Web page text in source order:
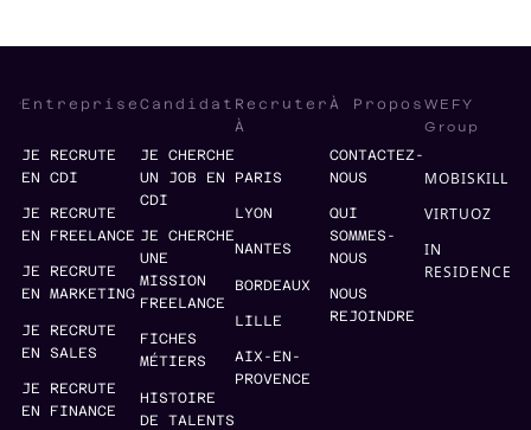
Entreprise
JE RECRUTE
EN CDI
JE RECRUTE
EN FREELANCE
JE RECRUTE
EN MARKETING
JE RECRUTE
EN SALES
JE RECRUTE
EN FINANCE
Candidat
JE CHERCHE
UN JOB EN
CDI
JE CHERCHE
UNE
MISSION
FREELANCE
FICHES
MÉTIERS
HISTOIRE
DE TALENTS
Recruter
À
PARIS
LYON
NANTES
BORDEAUX
LILLE
AIX-EN-
PROVENCE
À Propos
CONTACTEZ-
NOUS
QUI
SOMMES-
NOUS
NOUS
REJOINDRE
WEFY
Group
MOBISKILL
VIRTUOZ
IN
RESIDENCE